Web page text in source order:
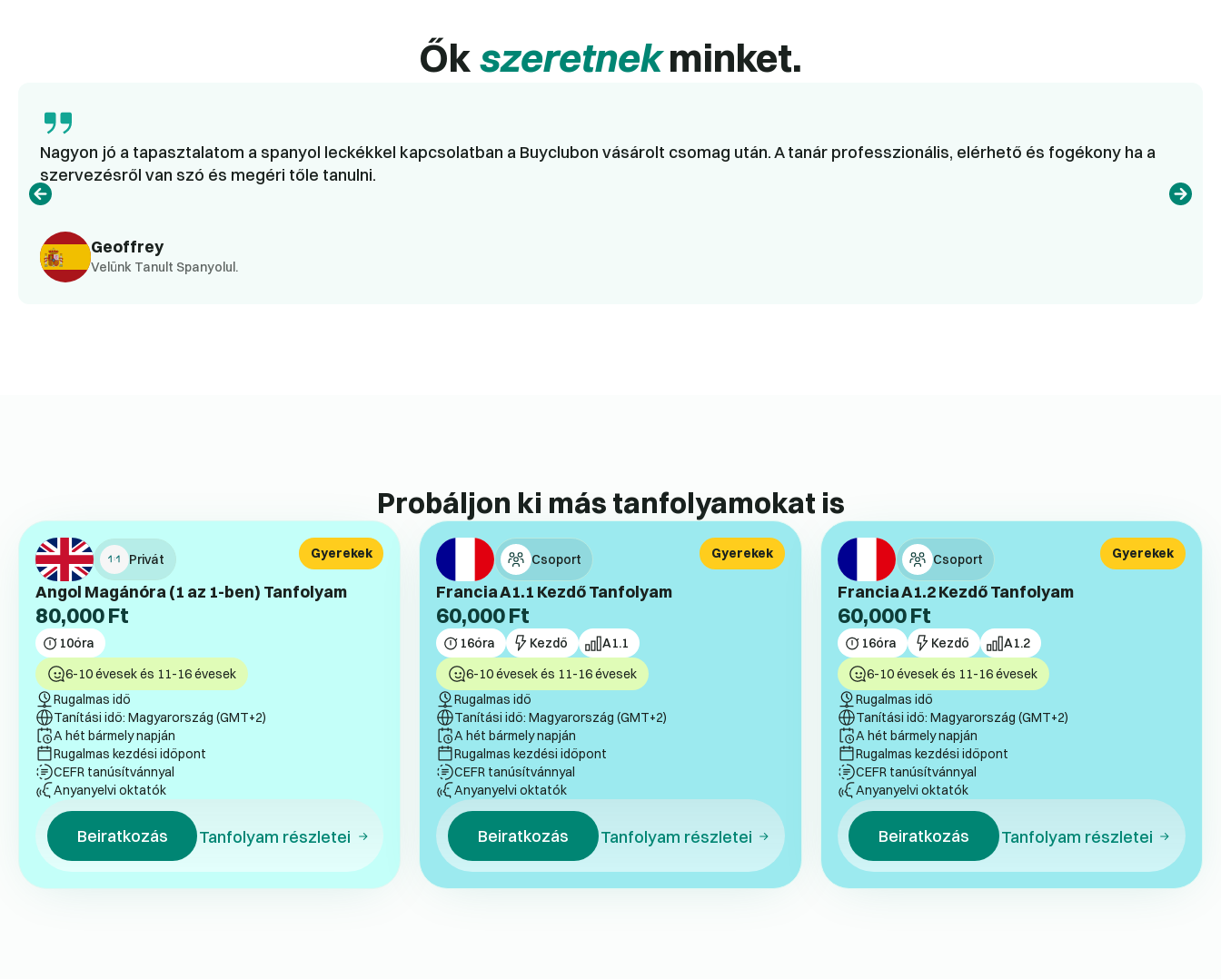
Őkszeretnekminket.
Geoffrey
Velünk Tanult Spanyolul.
Nagyon jó a tapasztalatom a spanyol leckékkel kapcsolatban a Buyclubon vásárolt csomag után. A tanár professzionális, elérhető és fogékony ha a
szervezésről van szó és megéri tőle tanulni.
Probáljon ki más tanfolyamokat is
Privát
Angol Magánóra (1 az 1-ben) Tanfolyam
80,000Ft
10óra
Gyerekek
6-10 évesek és 11-16 évesek
Rugalmas idő
Tanítási idő: Magyarország (GMT+2)
A hét bármely napján
Rugalmas kezdési időpont
CEFR tanúsítvánnyal
Anyanyelvi oktatók
Beiratkozás Tanfolyam részletei
Csoport
Francia A1.1 Kezdő Tanfolyam
60,000Ft
16óra Kezdő A1.1
Gyerekek
6-10 évesek és 11-16 évesek
Rugalmas idő
Tanítási idő: Magyarország (GMT+2)
A hét bármely napján
Rugalmas kezdési időpont
CEFR tanúsítvánnyal
Anyanyelvi oktatók
Beiratkozás Tanfolyam részletei
Csoport
Francia A1.2 Kezdő Tanfolyam
60,000Ft
16óra Kezdő A1.2
Gyerekek
6-10 évesek és 11-16 évesek
Rugalmas idő
Tanítási idő: Magyarország (GMT+2)
A hét bármely napján
Rugalmas kezdési időpont
CEFR tanúsítvánnyal
Anyanyelvi oktatók
Beiratkozás Tanfolyam részletei